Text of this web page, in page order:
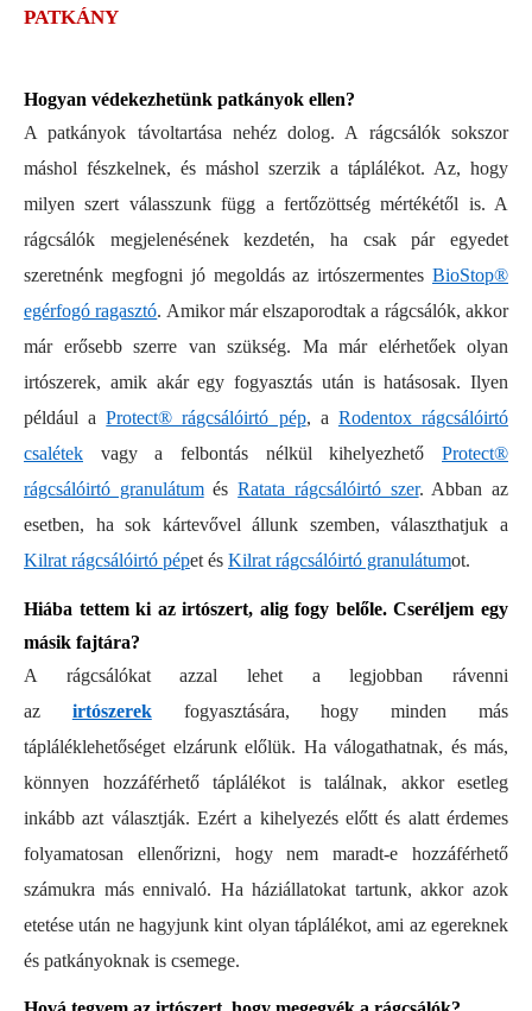
PATKÁNY
Hogyan védekezhetünk patkányok ellen?
A patkányok távoltartása nehéz dolog. A rágcsálók sokszor
máshol fészkelnek, és máshol szerzik a táplálékot. Az, hogy
milyen szert válasszunk függ a fertőzöttség mértékétől is. A
rágcsálók megjelenésének kezdetén, ha csak pár egyedet
szeretnénk megfogni jó megoldás az irtószermentes BioStop®
egérfogó ragasztó. Amikor már elszaporodtak a rágcsálók, akkor
már erősebb szerre van szükség. Ma már elérhetőek olyan
irtószerek, amik akár egy fogyasztás után is hatásosak. Ilyen
például aProtect® rágcsálóirtó pép, a Rodentox rágcsálóirtó
csalétek vagy a felbontás nélkül kihelyezhető Protect®
rágcsálóirtó granulátumésRatata rágcsálóirtó szer. Abban az
esetben, ha sok kártevővel állunk szemben, választhatjuk a
Kilrat rágcsálóirtó pépet és Kilrat rágcsálóirtó granulátumot.
Hiába tettem ki az irtószert, alig fogy belőle. Cseréljem egy
másik fajtára?
A rágcsálókat azzal lehet a legjobban rávenni
az irtószerekfogyasztására, hogy minden más
tápláléklehetőséget elzárunk előlük. Ha válogathatnak, és más,
könnyen hozzáférhető táplálékot is találnak, akkor esetleg
inkább azt választják. Ezért a kihelyezés előtt és alatt érdemes
folyamatosan ellenőrizni, hogy nem maradt-e hozzáférhető
számukra más ennivaló. Ha háziállatokat tartunk, akkor azok
etetése után ne hagyjunk kint olyan táplálékot, ami az egereknek
és patkányoknak is csemege.